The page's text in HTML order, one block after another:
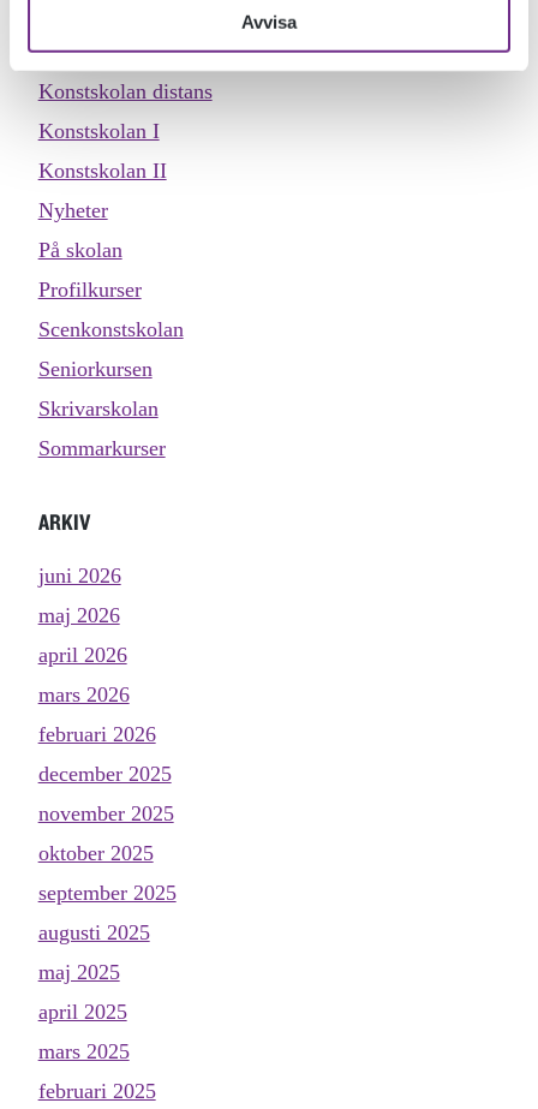
Avvisa
Köket
Konstskolan distans
Konstskolan I
Konstskolan II
Nyheter
På skolan
Profilkurser
Scenkonstskolan
Seniorkursen
Skrivarskolan
Sommarkurser
ARKIV
juni 2026
maj 2026
april 2026
mars 2026
februari 2026
december 2025
november 2025
oktober 2025
september 2025
augusti 2025
maj 2025
april 2025
mars 2025
februari 2025